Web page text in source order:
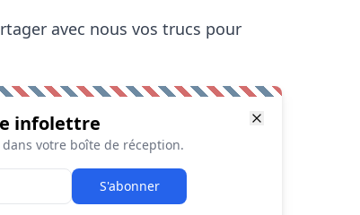
avec nous vos trucs pour
infolettre
votre boîte de réception.
S'abonner